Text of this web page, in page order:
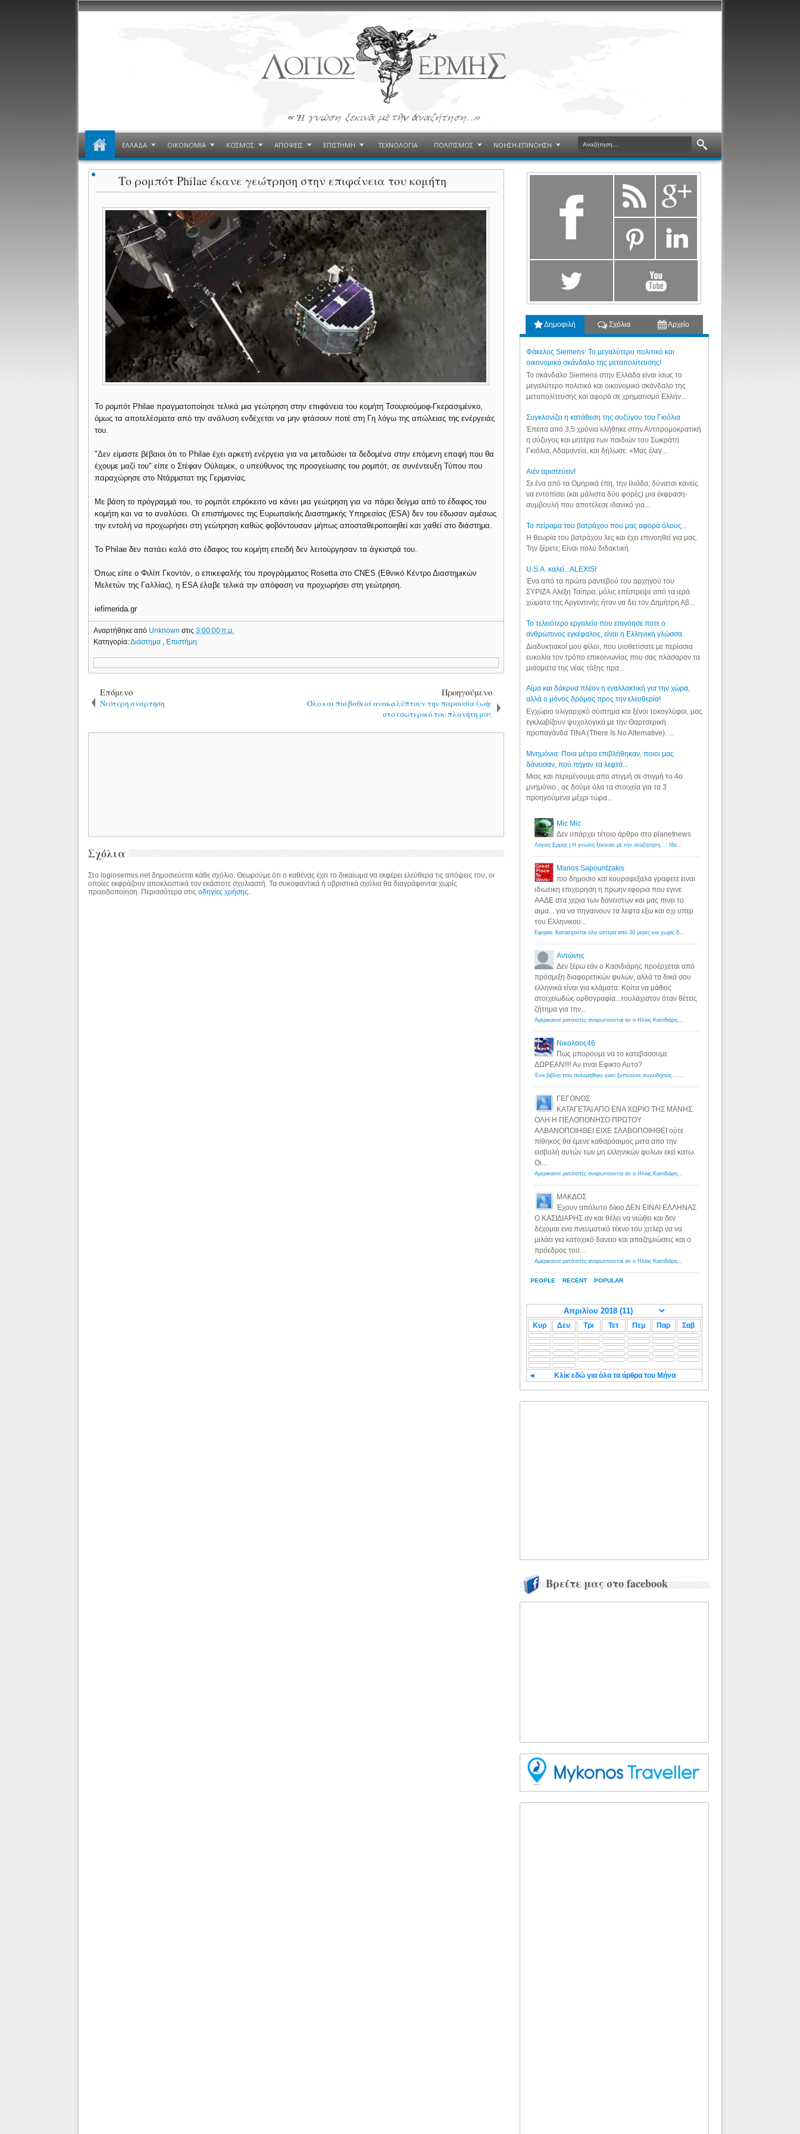
ΕΛΛΑΔΑ ΟΙΚΟΝΟΜΙΑ ΚΟΣΜΟΣ ΑΠΟΨΕΙΣ ΕΠΙΣΤΗΜΗ ΤΕΧΝΟΛΟΓΙΑ ΠΟΛΙΤΙΣΜΟΣ ΝΟΗΣΗ-ΕΠΙΝΟΗΣΗ
Το ρομπότ Philae έκανε γεώτρηση στην επιφάνεια του κομήτη
Το ρομπότ Philae πραγματοποίησε τελικά μια γεώτρηση στην επιφάνεια του κομήτη Τσουριούμοφ-Γκερασιμένκο,
όμως τα αποτελέσματα από την ανάλυση ενδέχεται να μην φτάσουν ποτέ στη Γη λόγω της απώλειας της ενέργειάς
του.
"Δεν είμαστε βέβαιοι ότι το Philae έχει αρκετή ενέργεια για να μεταδώσει τα δεδομένα στην επόμενη επαφή που θα
έχουμε μαζί του" είπε ο Στέφαν Ούλαμεκ, ο υπεύθυνος της προσγείωσης του ρομπότ, σε συνέντευξη Τύπου που
παραχώρησε στο Ντάρμστατ της Γερμανίας.
Με βάση το πρόγραμμά του, το ρομπότ επρόκειτο να κάνει μια γεώτρηση για να πάρει δείγμα από το έδαφος του
κομήτη και να το αναλύσει. Οι επιστήμονες της Ευρωπαϊκής Διαστημικής Υπηρεσίας (ESA) δεν του έδωσαν αμέσως
την εντολή να προχωρήσει στη γεώτρηση καθώς φοβόντουσαν μήπως αποσταθεροποιηθεί και χαθεί στο διάστημα.
Το Philae δεν πατάει καλά στο έδαφος του κομήτη επειδή δεν λειτούργησαν τα άγκιστρά του.
Όπως είπε ο Φιλίπ Γκοντόν, ο επικεφαλής του προγράμματος Rosetta στο CNES (Εθνικό Κέντρο Διαστημικών
Μελετών της Γαλλίας), η ESA έλαβε τελικά την απόφαση να προχωρήσει στη γεώτρηση.
iefimerida.gr
Αναρτήθηκε από Unknownστις3:00:00 π.μ.
Κατηγορία:Διάστημα , Επιστήμη
Επόμενο
Νεότερη ανάρτηση
Προηγούμενο
Όλο και πιο βαθειά ανακαλύπτουν την παρουσία ζωής
στο εσωτερικό του πλανήτη μας
Σχόλια
Στο logiosermis.net δημοσιεύεται κάθε σχόλιο. Θεωρούμε ότι ο καθένας έχει το δικαίωμα να εκφέρει ελεύθερα τις απόψεις του, οι
οποίες εκφράζουν αποκλειστικά τον εκάστοτε σχολιαστή. Τα συκοφαντικά ή υβριστικά σχόλια θα διαγράφονται χωρίς
προειδοποίηση. Περισσότερα στιςοδηγίες χρήσης.
Δημοφιλή Σχόλια Αρχείο
Φάκελος Siemens: Το μεγαλύτερο πολιτικό και
οικονομικό σκάνδαλο της μεταπολίτευσης!
Το σκάνδαλο Siemens στην Ελλάδα είναι ίσως το
μεγαλύτερο πολιτικό και οικονομικό σκάνδαλο της
μεταπολίτευσης και αφορά σε χρηματισμό Ελλήν...
Συγκλονίζει η κατάθεση της συζύγου του Γκιόλια
Έπειτα από 3,5 χρόνια κλήθηκε στην Αντιτρομοκρατική
η σύζυγος και μητέρα των παιδιών του Σωκράτη
Γκιόλια, Αδαμαντία, και δήλωσε: «Μας έλεγ...
Aιέν αριστεύειν!
Σε ένα από τα Ομηρικά έπη, την Ιλιάδα, δύναται κανείς
να εντοπίσει (και μάλιστα δύο φορές) μια έκφραση-
συμβουλή που αποτέλεσε ιδανικό για...
Το πείραμα του βατράχου που μας αφορά όλους...
Η θεωρία του βατράχου λες και έχει επινοηθεί για μας.
Την ξέρετε; Είναι πολύ διδακτική.
U.S.A. καλεί...ALEXIS!
Ένα από τα πρώτα ραντεβού του αρχηγού του
ΣΥΡΙΖΑ Αλέξη Τσίπρα, μόλις επέστρεψε από τα ιερά
χώματα της Αργεντινής ήταν να δει τον Δημήτρη Αβ...
Το τελειότερο εργαλείο που επινόησε ποτε ο
ανθρώπινος εγκέφαλος, είναι η Ελληνική γλώσσα.
Διαδυκτιακοί μου φίλοι, που υιοθετίσατε με περίσσια
ευκολία τον τρόπο επικοινωνίας που σας πλάσαραν τα
μιάσματα της νέας τάξης πρα...
Αίμα και δάκρυα πλέον η εναλλακτική για την χώρα,
αλλά ο μόνος δρόμος προς την ελευθερία!
Εγχώριο ολιγαρχικό σύστημα και ξένοι τοκογλύφοι, μας
εγκλωβίζουν ψυχολογικά με την Θαρτσερική
προπαγάνδα TINA (There Is No Alternative). ...
Μνημόνια: Ποια μέτρα επιβλήθηκαν, ποιοι μας
δάνεισαν, πού πήγαν τα λεφτά...
Μιας και περιμένουμε απο στιγμή σε στιγμή το 4ο
μνημόνιο , ας δούμε όλα τα στοιχεία για τα 3
προηγούμενα μέχρι τώρα...
PEOPLE RECENT POPULAR
Mic Mic
Δεν υπάρχει τέτοιο άρθρο στο planetnews
Λόγιος Ερμής | Η γνώση ξεκινάει με την αναζήτηση...: Ιδού οι 18 που χρωστούν 11 δις ευρώ!
Manos Sapountzakis
πιο δημοσιο και κουραφεξαλα γραφετε ειναι
ιδιωτικη επιχειρηση η πρωην εφορια που εγινε
ΑΑΔΕ στα χερια των δανειστων και μας πινει το
αιμα... για να πηγαινουν τα λεφτα εξω και οχι υπερ
του Ελληνικου...
Εφορία: Κατάσχονται όλα ύστερα από 30 μέρες και χωρίς δικαστικές αποφάσεις - Λόγιος Ερμής
Αντώνης
Δεν ξέρω εάν ο Κασιδιάρης προέρχεται από
πρόσμιξη διαφορετικών φυλών, αλλά τα δικά σου
ελληνικά είναι για κλάματα. Κοίτα να μάθεις
στοιχειωδώς ορθογραφία...τουλάχιστον όταν θέτεις
ζήτημα για την...
Αμερικανοί ρατσιστές αναρωτιούνται αν ο Ηλίας Κασιδιάρης ανήκει στη λευκή φυλή... - Λόγιος Ερμής
Νικολαος46
Πως μπορουμε να το κατεβασουμε
ΔΩΡΕΑΝ!!!! Αν ειναι Εφικτο Αυτο?
Ένα βιβλίο που πολεμήθηκε γιατί ξυπνούσε συνειδήσεις... - Λόγιος Ερμής | Η γνώση ξεκινάει με την αναζήτηση...
ΓΕΓΟΝΟΣ
ΚΑΤΑΓΕΤΑΙ ΑΠΟ ΕΝΑ ΧΩΡΙΟ ΤΗΣ ΜΑΝΗΣ.
ΟΛΗ Η ΠΕΛΟΠΟΝΗΣΟ ΠΡΩΤΟΥ
ΑΛΒΑΝΟΠΟΙΗΘΕΙ ΕΙΧΕ ΣΛΑΒΟΠΟΙΗΘΕΙ ούτε
πίθηκος θα έμενε καθαρόαιμος μετα απο την
εισβολή αυτών των μη ελληνικών φυλων εκεί κατω.
Οι...
Αμερικανοί ρατσιστές αναρωτιούνται αν ο Ηλίας Κασιδιάρης ανήκει στη λευκή φυλή... - Λόγιος Ερμής
ΜΑΚΔΟΣ
Έχουν απόλυτο δίκιο ΔΕΝ ΕΙΝΑΙ ΕΛΛΗΝΑΣ
Ο ΚΑΣΙΔΙΑΡΗΣ αν και θέλει να νιώθει και δεν
δέχομαι ενα πνευματικό τέκνο του χιτλερ να να
μιλάει για κατοχικό δανειο και αποζημιώσεις και ο
πρόεδρος του...
Αμερικανοί ρατσιστές αναρωτιούνται αν ο Ηλίας Κασιδιάρης ανήκει στη λευκή φυλή... - Λόγιος Ερμής
Κυρ Δευ Τρι Τετ Πεμ Παρ Σαβ
◄ Κλίκ εδώ για όλα τα άρθρα του Μήνα
Βρείτε μας στο facebook